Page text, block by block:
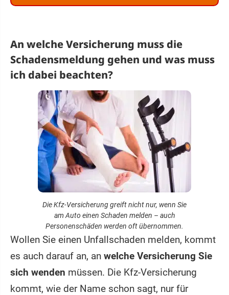
An welche Versicherung muss die
Schadensmeldung gehen und was muss
ich dabei beachten?
Die Kfz-Versicherung greift nicht nur, wenn Sie
am Auto einen Schaden melden – auch
Personenschäden werden oft übernommen.
Wollen Sie einen Unfallschaden melden, kommt
es auch darauf an, an welche Versicherung Sie
sich wenden müssen. Die Kfz-Versicherung
kommt, wie der Name schon sagt, nur für